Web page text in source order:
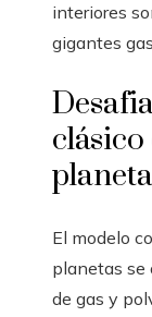
interiores
gigantes
El modelo
planetas se
de gas y